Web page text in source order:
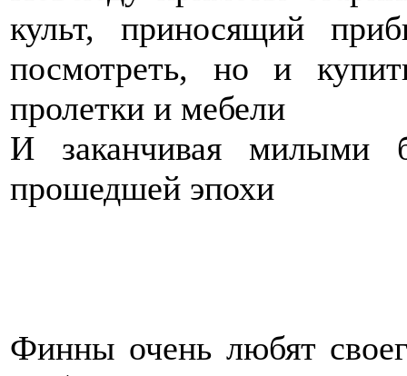
культ, приносящий
посмотреть, но и
пролетки и мебели
И заканчивая милыми
прошедшей эпохи
Финны очень любят